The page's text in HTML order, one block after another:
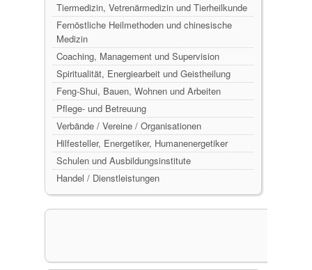
Tiermedizin, Vetrenärmedizin und Tierheilkunde
Fernöstliche Heilmethoden und chinesische
Medizin
Coaching, Management und Supervision
Spiritualität, Energiearbeit und Geistheilung
Feng-Shui, Bauen, Wohnen und Arbeiten
Pflege- und Betreuung
Verbände / Vereine / Organisationen
Hilfesteller, Energetiker, Humanenergetiker
Schulen und Ausbildungsinstitute
Handel / Dienstleistungen